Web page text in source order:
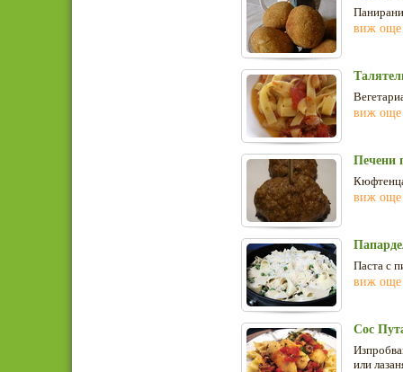
виж още
виж още
Печени
виж още
Паста с
виж още
Сос
или